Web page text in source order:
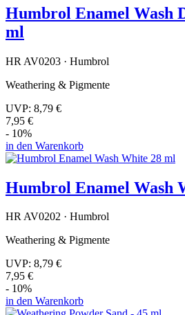
Humbrol Enamel Wash
ml
HR AV0203 · Humbrol
Weathering & Pigmente
UVP: 8,79 €
7,95 €
- 10%
in den Warenkorb
Humbrol Enamel Wash
HR AV0202 · Humbrol
Weathering & Pigmente
UVP: 8,79 €
7,95 €
- 10%
in den Warenkorb